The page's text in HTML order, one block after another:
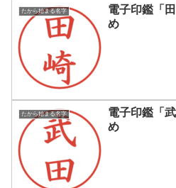
たから始まる名字
電子印鑑「
め
たから始まる名字
電子印鑑「
め